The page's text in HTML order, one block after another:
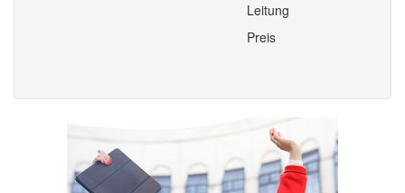
Leitung
Preis